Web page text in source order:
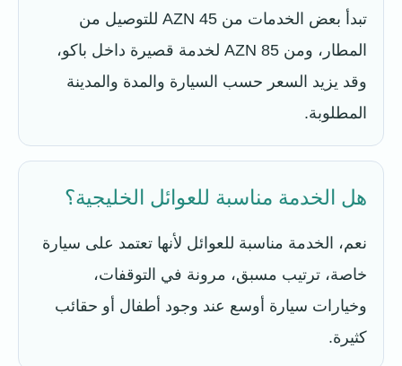
تبدأ بعض الخدمات من 45 AZN للتوصيل من
المطار، ومن 85 AZN لخدمة قصيرة داخل باكو،
وقد يزيد السعر حسب السيارة والمدة والمدينة
المطلوبة.
هل الخدمة مناسبة للعوائل الخليجية؟
نعم، الخدمة مناسبة للعوائل لأنها تعتمد على سيارة
خاصة، ترتيب مسبق، مرونة في التوقفات،
وخيارات سيارة أوسع عند وجود أطفال أو حقائب
كثيرة.